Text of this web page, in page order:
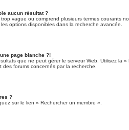
aucun résultat ?
vague ou comprend plusieurs termes courants
options disponibles dans la recherche avancée.
page blanche ?!
que ne peut gérer le serveur Web. Utilisez la
forums concernés par la recherche.
?
sur le lien « Rechercher un membre ».